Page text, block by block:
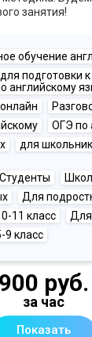
занятия!
обучение
подготовки
английскому
ОГЭ по
для
Студенты
Для
11 класс
Для
9 класс
900 руб.
за час
Показать